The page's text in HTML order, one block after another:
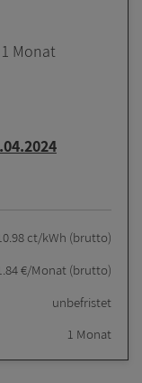
Monat
ct/kWh (brutto)
€/Monat (brutto)
unbefristet
1 Monat